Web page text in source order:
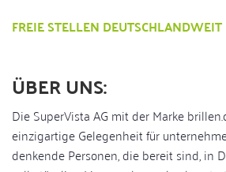
FREIE STELLEN DEUTSCHLANDWEIT
ÜBERUNS:
Die SuperVista AG mit der Marke
einzigartige Gelegenheit für
denkende Personen, die bereit sind, in